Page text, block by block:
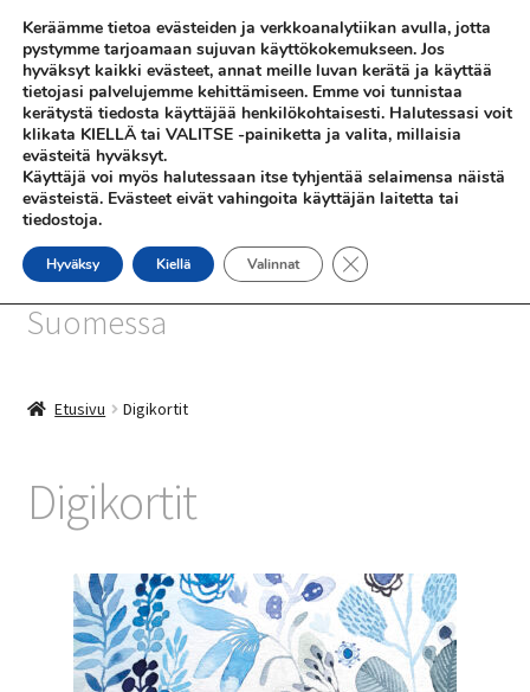
Siirry
navigointiin
Siirry
sisältöön
Valikko
SHOP
INFO
SiniSusan kortit painetaan
Suomessa
Etusivu Digikortit
Digikortit
Keräämme tietoa evästeiden ja verkkoanalytiikan avulla, jotta
pystymme tarjoamaan sujuvan käyttökokemukseen. Jos
hyväksyt kaikki evästeet, annat meille luvan kerätä ja käyttää
tietojasi palvelujemme kehittämiseen. Emme voi tunnistaa
kerätystä tiedosta käyttäjää henkilökohtaisesti. Halutessasi voit
klikata KIELLÄ tai VALITSE -painiketta ja valita, millaisia
evästeitä hyväksyt.
Käyttäjä voi myös halutessaan itse tyhjentää selaimensa näistä
evästeistä. Evästeet eivät vahingoita käyttäjän laitetta tai
tiedostoja.
Hyväksy Kiellä Valinnat Sulje evästebanneri